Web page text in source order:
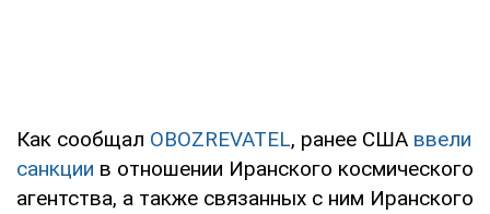
Как сообщал OBOZREVATEL, ранее США ввели
санкции в отношении Иранского космического
агентства, а также связанных с ним Иранского